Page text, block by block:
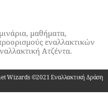
μαθήματα,
εναλλακτικών
Ατζέντα.
Wizards ©2021 Εναλλακτική Δράση